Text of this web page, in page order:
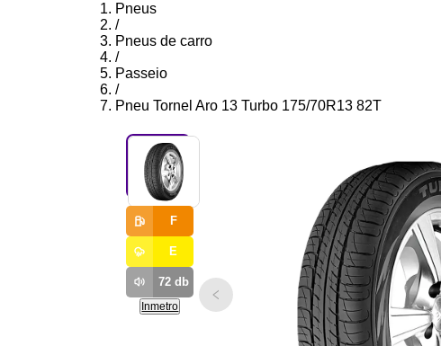
Pneus
/
Pneus de carro
/
Passeio
/
Pneu Tornel Aro 13 Turbo 175/70R13 82T
F
E
72db
Inmetro